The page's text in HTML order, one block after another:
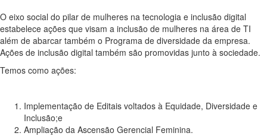
O eixo social do pilar de mulheres na tecnologia e inclusão digital
estabelece ações que visam a inclusão de mulheres na área de TI
além de abarcar também o Programa de diversidade da empresa.
Ações de inclusão digital também são promovidas junto à sociedade.
Temos como ações:
Implementação de Editais voltados à Equidade, Diversidade e
Inclusão;e
Ampliação da Ascensão Gerencial Feminina.